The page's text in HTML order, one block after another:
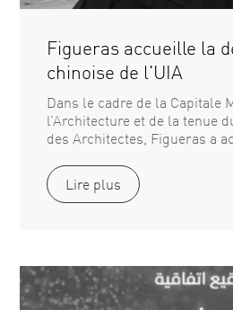
Figueras accueille la
chinoise de l'UIA
Dans le cadre de la Capitale
l’Architecture et de la tenue
des Architectes, Figueras a
Lire plus